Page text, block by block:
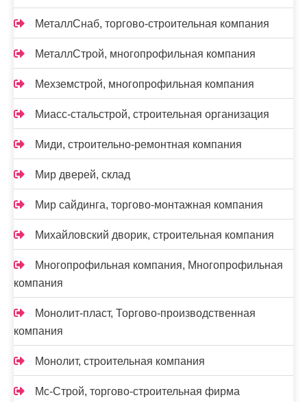
МеталлСнаб, торгово-строительная компания
МеталлСтрой, многопрофильная компания
Мехземстрой, многопрофильная компания
Миасс-cтальстрой, строительная организация
Миди, строительно-ремонтная компания
Мир дверей, склад
Мир сайдинга, торгово-монтажная компания
Михайловский дворик, строительная компания
Многопрофильная компания, Многопрофильная
компания
Монолит-пласт, Торгово-производственная
компания
Монолит, строительная компания
Мс-Строй, торгово-строительная фирма